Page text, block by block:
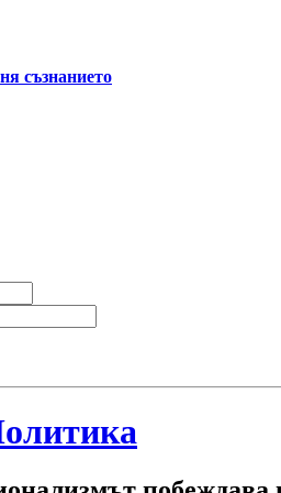
съзнанието